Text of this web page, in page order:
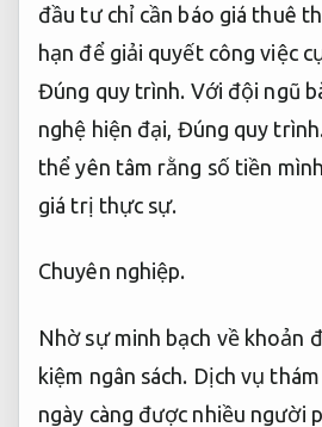
đầu tư chỉ cần báo giá thuê
hạn để giải quyết công việc
Đúng quy trình. Với đội ngũ
nghệ hiện đại, Đúng quy trình.
thể yên tâm rằng số tiền
giá trị thực sự.
Chuyên nghiệp.
Nhờ sự minh bạch về khoản
kiệm ngân sách. Dịch vụ
ngày càng được nhiều người